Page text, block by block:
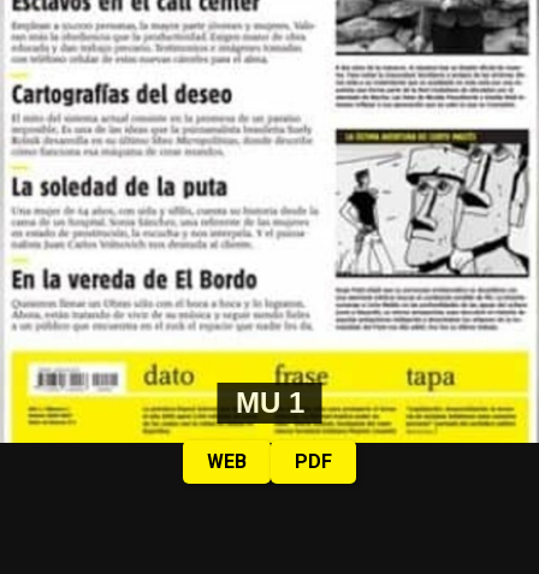
todo.Fotos: Nany Palazzini /lavaca.org
MU 1
WEB PDF